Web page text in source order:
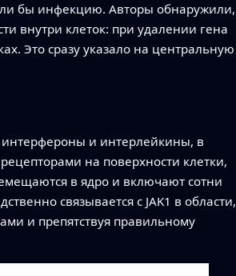
бы инфекцию. Авторы обнаружили,
внутри клеток: при удалении гена
Это сразу указало на центральную
интерфероны и интерлейкины, в
на поверхности клетки,
в ядро и включают сотни
связывается с JAK1 в области,
и препятствуя правильному